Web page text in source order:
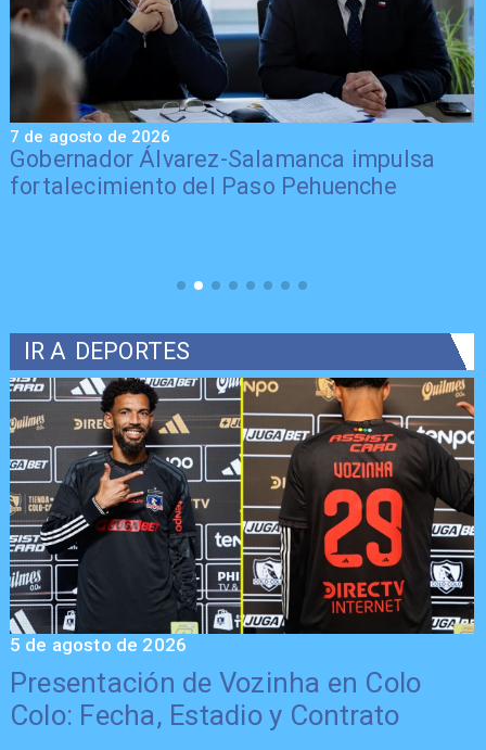
Gobernador Álvarez-Salamanca impulsa
fortalecimiento del Paso Pehuenche
7 de agosto de 2026
IR A DEPORTES
Presentación de Vozinha en Colo
Colo: Fecha, Estadio y Contrato
5 de agosto de 2026